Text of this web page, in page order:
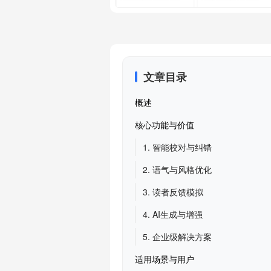
文章目录
概述
核心功能与价值
1. 智能校对与纠错
2. 语气与风格优化
3. 读者反馈模拟
4. AI生成与增强
5. 企业级解决方案
适用场景与用户